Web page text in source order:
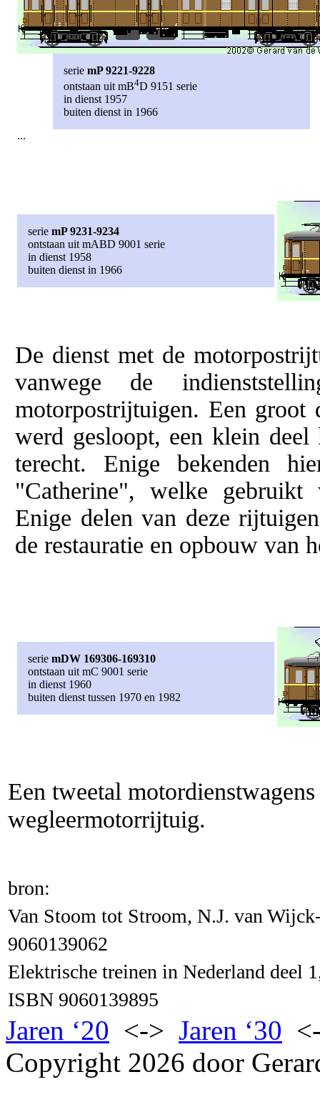
serie mP 9221-9228
ontstaan uit mB4D 9151 serie
in dienst 1957
buiten dienst in 1966
...
serie mP 9231-9234
ontstaan uit mABD 9001 serie
in dienst 1958
buiten dienst in 1966
De dienst met de
vanwege de
motorpostrijtuigen. Een groot
werd gesloopt, een klein
terecht. Enige bekenden
"Catherine", welke gebruikt
Enige delen van deze
de restauratie en opbouw van
serie mDW 169306-169310
ontstaan uit mC 9001 serie
in dienst 1960
buiten dienst tussen 1970 en 1982
Een tweetal
wegleermotorrijtuig.
bron:
Van Stoom tot Stroom, N.J. van
9060139062
Elektrische treinen in Nederland deel
ISBN 9060139895
Jaren ‘20 <-> Jaren ‘30
Copyright 2026 door